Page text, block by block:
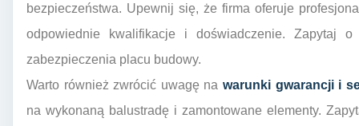
bezpieczeństwa. Upewnij się, że firma oferuje
odpowiednie kwalifikacje i doświadczenie. Zapytaj
zabezpieczenia placu budowy.
Warto również zwrócić uwagę na warunki gwarancji i
na wykonaną balustradę i zamontowane elementy.